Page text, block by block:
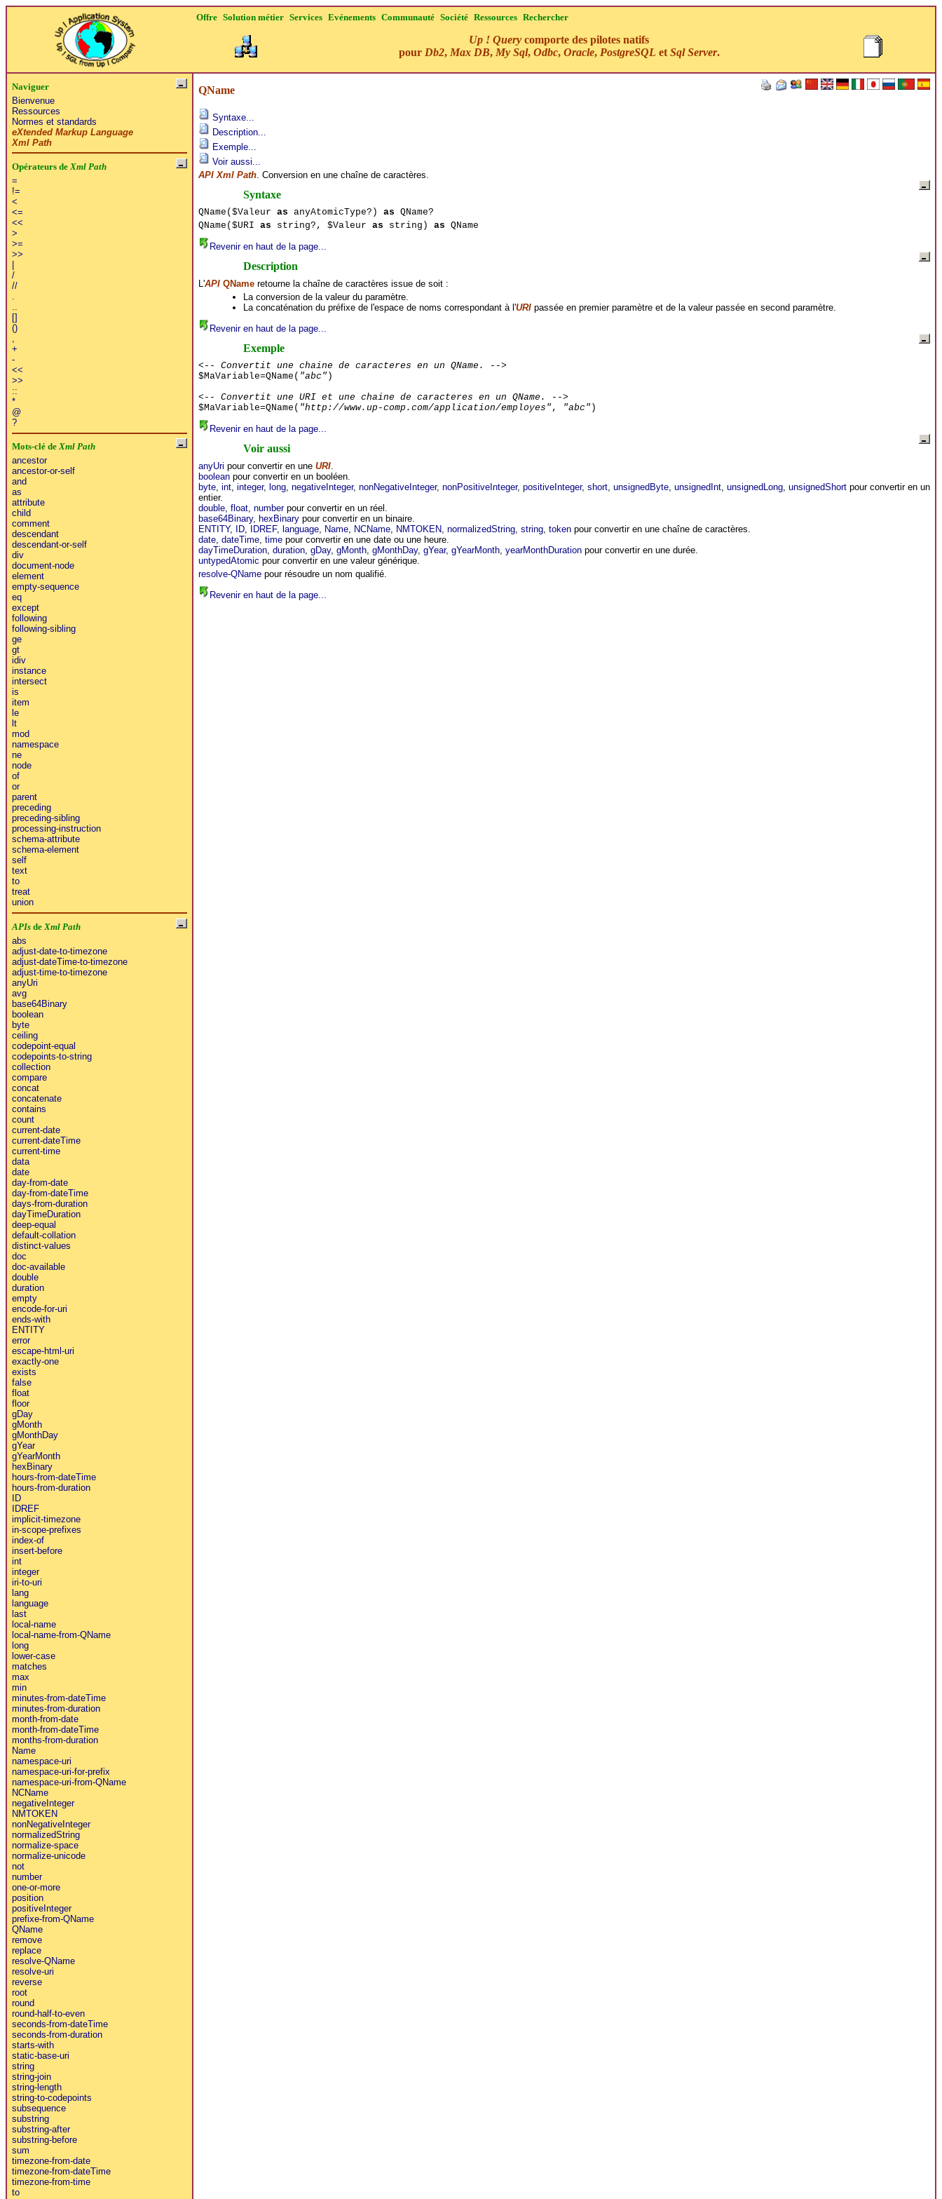
Offre Solution métier Services Evénements Communauté Société Ressources Rechercher
Up ! Query comporte des pilotes natifs
pour Db2, Max DB, My Sql, Odbc, Oracle, PostgreSQL et Sql Server.
Naviguer
Bienvenue
Ressources
Normes et standards
eXtended Markup Language
Xml Path
Opérateurs de Xml Path
=
!=
<
<=
<<
>
>=
>>
/
//
[]
()
+
-
<<
>>
::
*
@
?
Mots-clé deXml Path
ancestor
ancestor-or-self
and
as
attribute
child
comment
descendant
descendant-or-self
div
document-node
element
empty-sequence
eq
except
following
following-sibling
ge
gt
idiv
instance
intersect
is
item
le
lt
mod
namespace
ne
node
of
or
parent
preceding
preceding-sibling
processing-instruction
schema-attribute
schema-element
self
text
to
treat
union
APIsde Xml Path
abs
adjust-date-to-timezone
adjust-dateTime-to-timezone
adjust-time-to-timezone
anyUri
avg
base64Binary
boolean
byte
ceiling
codepoint-equal
codepoints-to-string
collection
compare
concat
concatenate
contains
count
current-date
current-dateTime
current-time
data
date
day-from-date
day-from-dateTime
days-from-duration
dayTimeDuration
deep-equal
default-collation
distinct-values
doc
doc-available
double
duration
empty
encode-for-uri
ends-with
ENTITY
error
escape-html-uri
exactly-one
exists
false
float
floor
gDay
gMonth
gMonthDay
gYear
gYearMonth
hexBinary
hours-from-dateTime
hours-from-duration
ID
IDREF
implicit-timezone
in-scope-prefixes
index-of
insert-before
int
integer
iri-to-uri
lang
language
last
local-name
local-name-from-QName
long
lower-case
matches
max
min
minutes-from-dateTime
minutes-from-duration
month-from-date
month-from-dateTime
months-from-duration
Name
namespace-uri
namespace-uri-for-prefix
namespace-uri-from-QName
NCName
negativeInteger
NMTOKEN
nonNegativeInteger
normalizedString
normalize-space
normalize-unicode
not
number
one-or-more
position
positiveInteger
prefixe-from-QName
QName
remove
replace
resolve-QName
resolve-uri
reverse
root
round
round-half-to-even
seconds-from-dateTime
seconds-from-duration
starts-with
static-base-uri
string
string-join
string-length
string-to-codepoints
subsequence
substring
substring-after
substring-before
sum
timezone-from-date
timezone-from-dateTime
timezone-from-time
to
QName
Syntaxe...
Description...
Exemple...
Voir aussi...
API Xml Path. Conversion en une chaîne de caractères.
Syntaxe
QName($Valeur as anyAtomicType?) as QName?
QName($URI as string?, $Valeur as string) as QName
Revenir en haut de la page...
Description
L'API QNameretourne la chaîne de caractères issue de soit :
La conversion de la valeur du paramètre.
La concaténation du préfixe de l'espace de noms correspondant à l'URIpassée en premier paramètre et de la valeur passée en second paramètre.
Revenir en haut de la page...
Exemple
<-- Convertit une chaine de caracteres en un QName. -->
$MaVariable=QName( "abc" )
<-- Convertit une URI et une chaine de caracteres en un QName. -->
$MaVariable=QName( "http://www.up-comp.com/application/employes" , "abc" )
Revenir en haut de la page...
Voir aussi
anyUri pour convertir en une URI.
booleanpour convertir en un booléen.
byte, int, integer, long, negativeInteger, nonNegativeInteger, nonPositiveInteger, positiveInteger, short, unsignedByte, unsignedInt, unsignedLong, unsignedShortpour convertir en un
entier.
double, float, numberpour convertir en un réel.
base64Binary, hexBinarypour convertir en un binaire.
ENTITY, ID, IDREF, language, Name, NCName, NMTOKEN, normalizedString, string, tokenpour convertir en une chaîne de caractères.
date, dateTime, timepour convertir en une date ou une heure.
dayTimeDuration, duration, gDay, gMonth, gMonthDay, gYear, gYearMonth, yearMonthDurationpour convertir en une durée.
untypedAtomic pour convertir en une valeur générique.
resolve-QNamepour résoudre un nom qualifié.
Revenir en haut de la page...